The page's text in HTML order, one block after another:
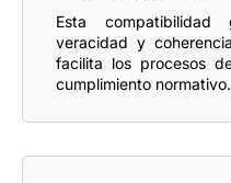
Esta compatibilidad
veracidad y
facilita los procesos
cumplimiento normativo.